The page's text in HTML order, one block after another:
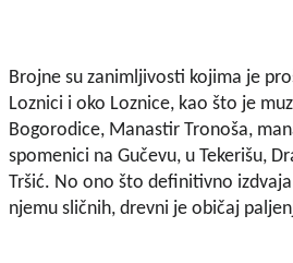
Brojne su zanimljivosti kojima je
Loznici i oko Loznice, kao što je
Bogorodice, Manastir Tronoša,
spomenici na Gučevu, u Tekerišu,
Tršić. No ono što definitivno
njemu sličnih, drevni je običaj